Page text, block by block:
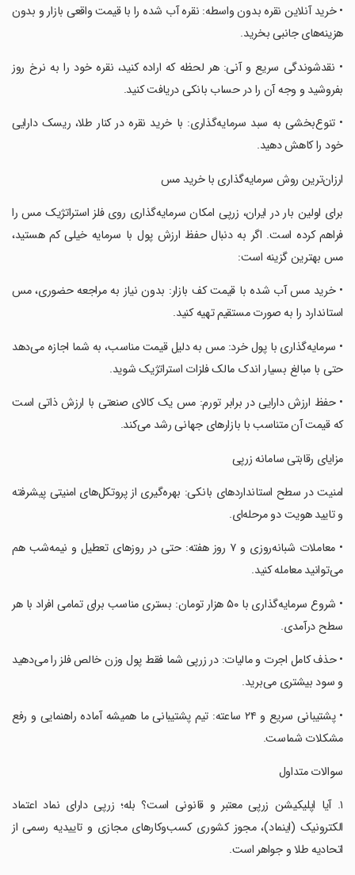
‏• خرید آنلاین نقره بدون واسطه: نقره آب‌ شده را با قیمت واقعی بازار و بدون
هزینه‌های جانبی بخرید.
‏• نقدشوندگی سریع و آنی: هر لحظه که اراده کنید، نقره خود را به نرخ روز
بفروشید و وجه آن را در حساب بانکی دریافت کنید.
‏• تنوع‌بخشی به سبد سرمایه‌گذاری: با خرید نقره در کنار طلا، ریسک دارایی
خود را کاهش دهید.
‏ارزان‌ترین روش سرمایه‌گذاری با خرید مس
‏برای اولین بار در ایران، زرپی امکان سرمایه‌گذاری روی فلز استراتژیک مس را
فراهم کرده است. اگر به دنبال حفظ ارزش پول با سرمایه خیلی کم هستید،
مس بهترین گزینه است:
‏• خرید مس آب شده با قیمت کف بازار: بدون نیاز به مراجعه حضوری، مس
استاندارد را به صورت مستقیم تهیه کنید.
‏• سرمایه‌گذاری با پول خرد: مس به دلیل قیمت مناسب، به شما اجازه می‌دهد
حتی با مبالغ بسیار اندک مالک فلزات استراتژیک شوید.
‏• حفظ ارزش دارایی در برابر تورم: مس یک کالای صنعتی با ارزش ذاتی است
که قیمت آن متناسب با بازارهای جهانی رشد می‌کند.
‏مزایای رقابتی سامانه زرپی
‏امنیت در سطح استانداردهای بانکی: بهره‌گیری از پروتکل‌های امنیتی پیشرفته
و تایید هویت دو مرحله‌ای.
‏• معاملات شبانه‌روزی و ۷ روز هفته: حتی در روزهای تعطیل و نیمه‌شب هم
می‌توانید معامله کنید.
‏• شروع سرمایه‌گذاری با ۵۰ هزار تومان: بستری مناسب برای تمامی افراد با هر
سطح درآمدی.
‏• حذف کامل اجرت و مالیات: در زرپی شما فقط پول وزن خالص فلز را می‌دهید
و سود بیشتری می‌برید.
‏• پشتیبانی سریع و ۲۴ ساعته: تیم پشتیبانی ما همیشه آماده راهنمایی و رفع
مشکلات شماست.
‏سوالات متداول
‏۱. آیا اپلیکیشن زرپی معتبر و قانونی است؟ بله؛ زرپی دارای نماد اعتماد
الکترونیک (اینماد)، مجوز کشوری کسب‌وکارهای مجازی و تاییدیه رسمی از
اتحادیه طلا و جواهر است.